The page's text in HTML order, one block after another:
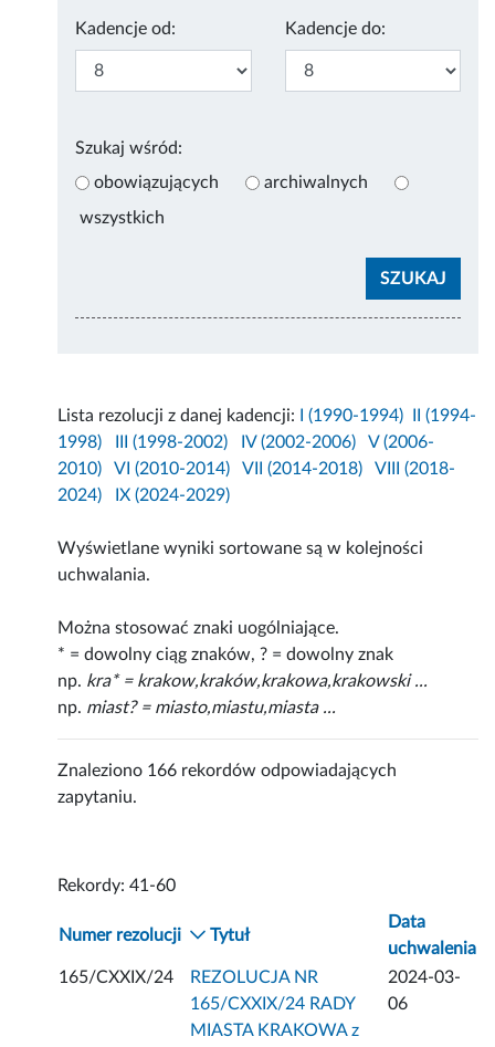
Kadencje od: Kadencje do:
Szukaj wśród:
obowiązujących
archiwalnych
wszystkich
Lista rezolucji z danej kadencji: I (1990-1994)
II (1994-
1998)
III (1998-2002) IV (2002-2006)
V (2006-
2010)
VI (2010-2014) VII (2014-2018)
VIII (2018-
2024)
IX (2024-2029)
Wyświetlane wyniki sortowane są w kolejności
uchwalania.
Można stosować znaki uogólniające.
* = dowolny ciąg znaków, ? = dowolny znak
np. kra* = krakow,kraków,krakowa,krakowski ...
np. miast? = miasto,miastu,miasta ...
Znaleziono 166 rekordów odpowiadających
zapytaniu.
Rekordy: 41-60
Numer rezolucji Tytuł
Data
uchwalenia
165/CXXIX/24
REZOLUCJA NR
165/CXXIX/24 RADY
MIASTA KRAKOWA z
2024-03-
06